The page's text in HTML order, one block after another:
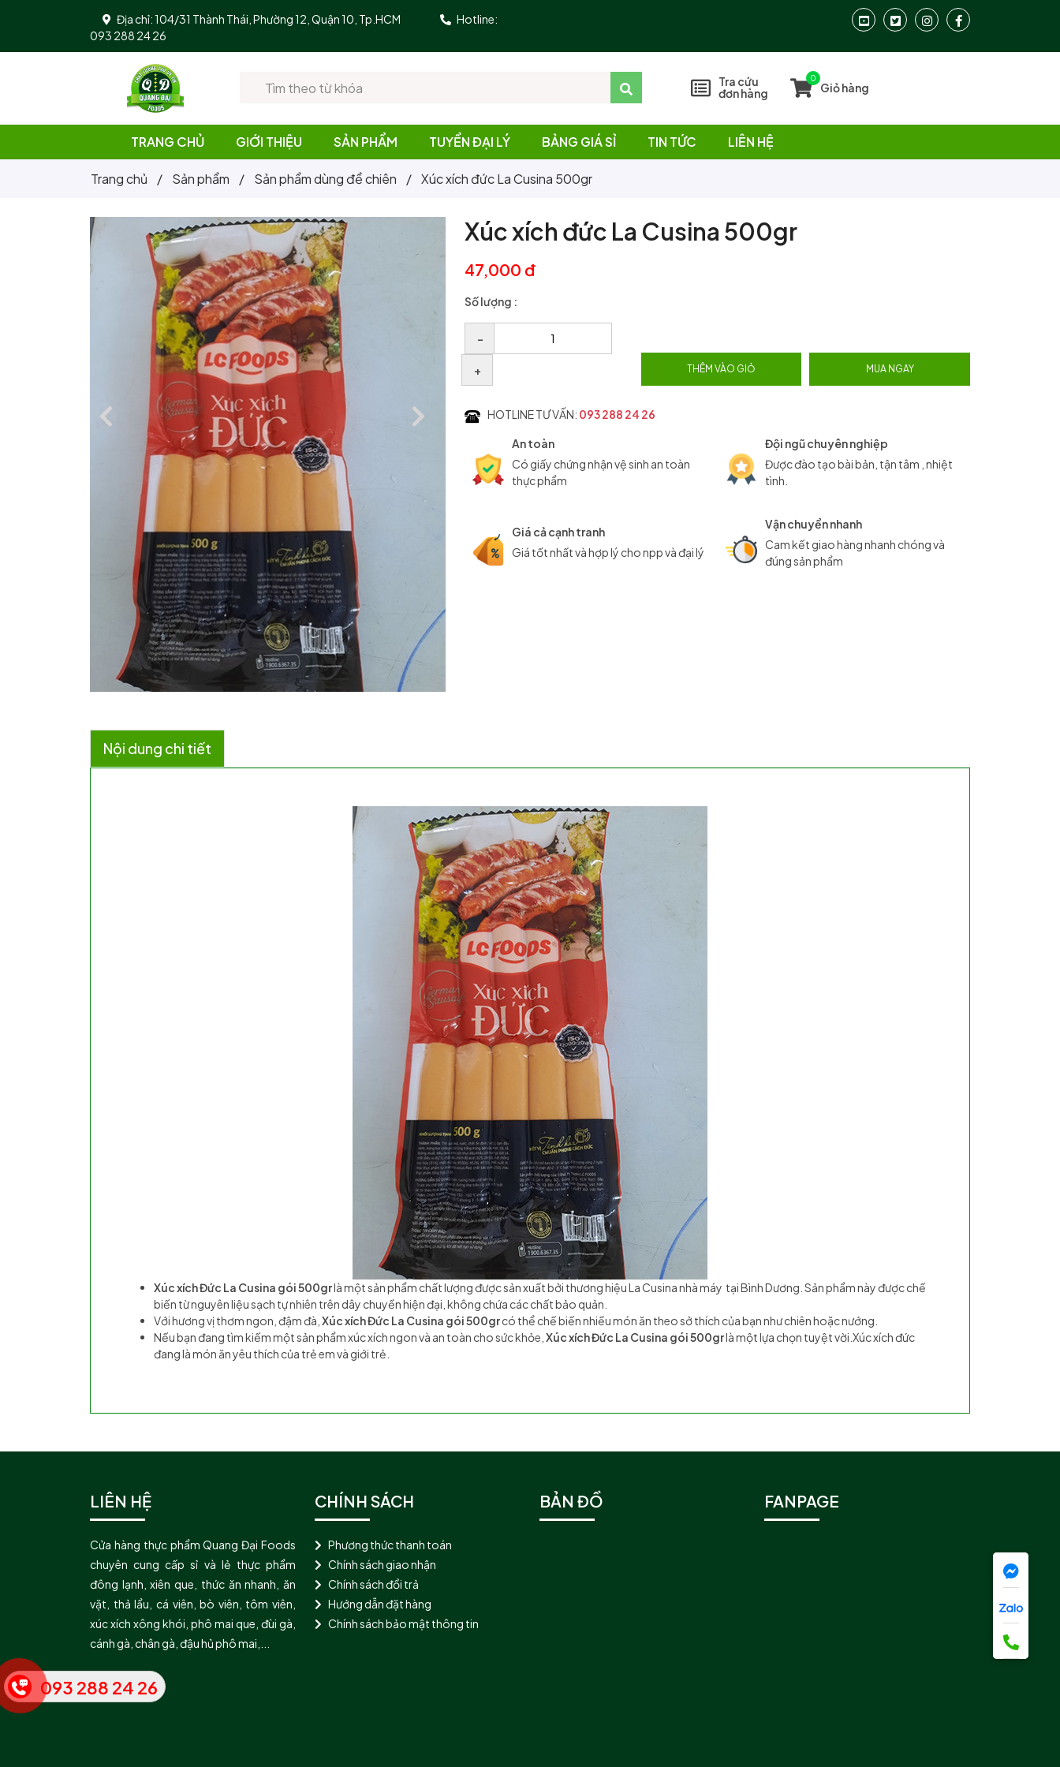
Địa chỉ: 104/31 Thành Thái, Phường 12, Quận 10, Tp.HCM
Hotline:
093 288 24 26
Tra cứu
đơn hàng
0
Giỏ hàng
TRANG CHỦ GIỚI THIỆU SẢN PHẨM TUYỂN ĐẠI LÝ BẢNG GIÁ SỈ TIN TỨC LIÊN HỆ
Trang chủ / Sản phẩm / Sản phẩm dùng để chiên / Xúc xích đức La Cusina 500gr
Xúc xích đức La Cusina 500gr
47,000 đ
Số lượng :
–
+ THÊM VÀO GIỎ MUA NGAY
HOTLINE TƯ VẤN: 093 288 24 26
An toàn
Có giấy chứng nhận vệ sinh an toàn
thực phẩm
Đội ngũ chuyên nghiệp
Được đào tạo bài bản, tận tâm , nhiệt
tình.
Giá cả cạnh tranh
Giá tốt nhất và hợp lý cho npp và đại lý
Vận chuyển nhanh
Cam kết giao hàng nhanh chóng và
đúng sản phẩm
Nội dung chi tiết
Xúc xích Đức La Cusina gói 500grlà một sản phẩm chất lượng được sản xuất bởi thương hiệu La Cusina nhà máy tại Bình Dương. Sản phẩm này được chế
biến từ nguyên liệu sạch tự nhiên trên dây chuyền hiện đại, không chứa các chất bảo quản.
Với hương vị thơm ngon, đậm đà, Xúc xích Đức La Cusina gói 500grcó thể chế biến nhiều món ăn theo sở thích của bạn như chiên hoặc nướng.
Nếu bạn đang tìm kiếm một sản phẩm xúc xích ngon và an toàn cho sức khỏe, Xúc xích Đức La Cusina gói 500grlà một lựa chọn tuyệt vời.Xúc xích đức
đang là món ăn yêu thích của trẻ em và giới trẻ.
LIÊN HỆ
Cửa hàng thực phẩm Quang Đại Foods
chuyên cung cấp sỉ và lẻ thực phẩm
đông lạnh, xiên que, thức ăn nhanh, ăn
vặt, thả lẩu, cá viên, bò viên, tôm viên,
xúc xích xông khói, phô mai que, đùi gà,
cánh gà, chân gà, đậu hủ phô mai,...
CHÍNH SÁCH
Phương thức thanh toán
Chính sách giao nhận
Chính sách đổi trả
Hướng dẫn đặt hàng
Chính sách bảo mật thông tin
BẢN ĐỒ FANPAGE
093 288 24 26